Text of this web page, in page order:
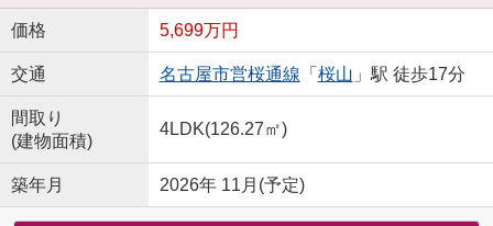
価格 5,699万円
交通 名古屋市営桜通線 「 桜山 」駅 徒歩17分
間取り
(建物面積)
4LDK(126.27㎡)
築年月 2026年 11月(予定)